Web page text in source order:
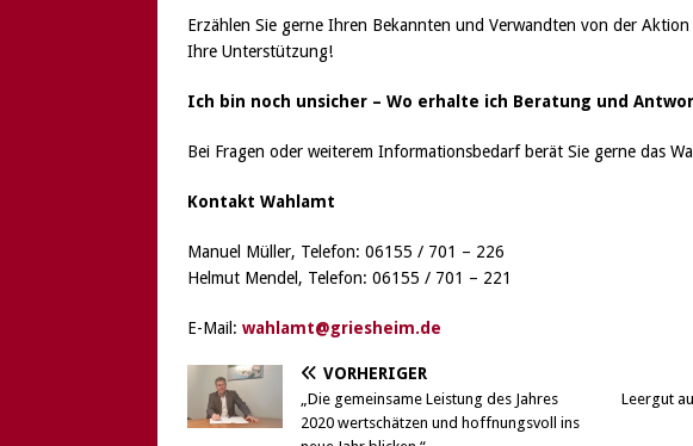
Erzählen Sie gerne Ihren Bekannten und Verwandten von der
Ihre Unterstützung!
Ich bin noch unsicher – Wo erhalte ich Beratung und
Bei Fragen oder weiterem Informationsbedarf berät Sie gerne das
Kontakt Wahlamt
Manuel Müller, Telefon: 06155 / 701 – 226
Helmut Mendel, Telefon: 06155 / 701 – 221
E-Mail: wahlamt@griesheim.de
VORHERIGER
„Die gemeinsame Leistung des Jahres
2020 wertschätzen und hoffnungsvoll ins
Leergut